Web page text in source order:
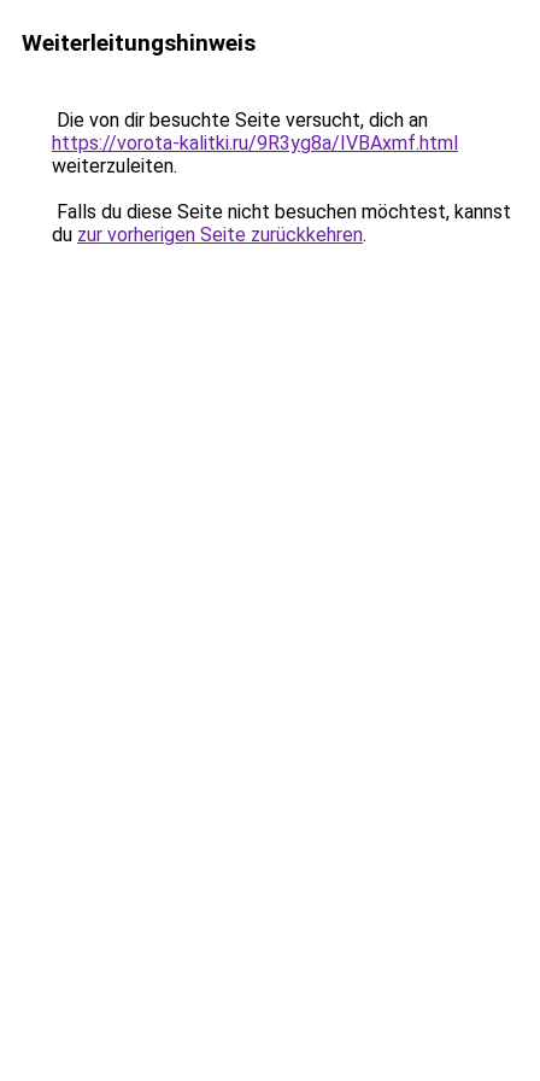
Weiterleitungshinweis
Die von dir besuchte Seite versucht, dich an
https://vorota-kalitki.ru/9R3yg8a/IVBAxmf.html
weiterzuleiten.
Falls du diese Seite nicht besuchen möchtest, kannst
du zur vorherigen Seite zurückkehren.